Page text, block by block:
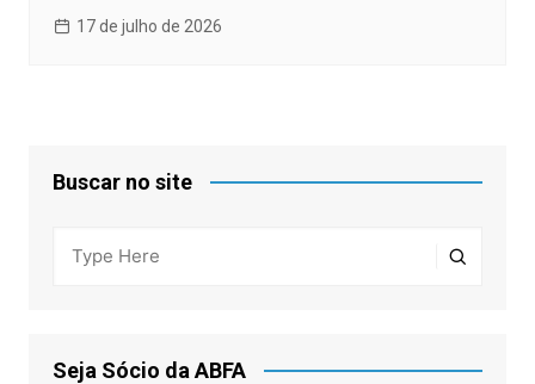
17 de julho de 2026
Buscar no site
Seja Sócio da ABFA